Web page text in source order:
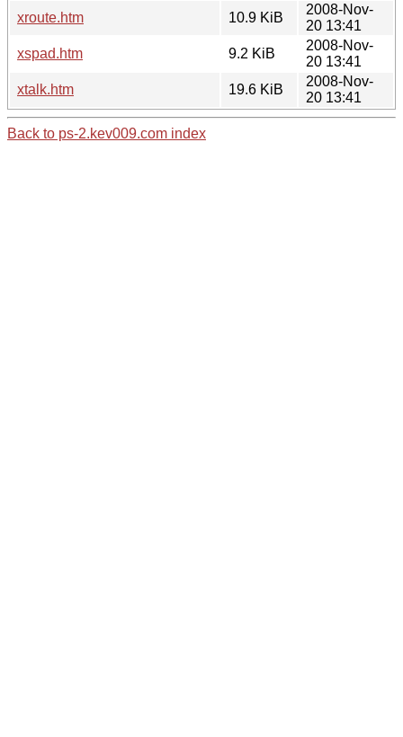
xroute.htm
10.9 KiB
2008-Nov-
20 13:41
xspad.htm
9.2 KiB
2008-Nov-
20 13:41
xtalk.htm
19.6 KiB
2008-Nov-
20 13:41
Back to ps-2.kev009.com index